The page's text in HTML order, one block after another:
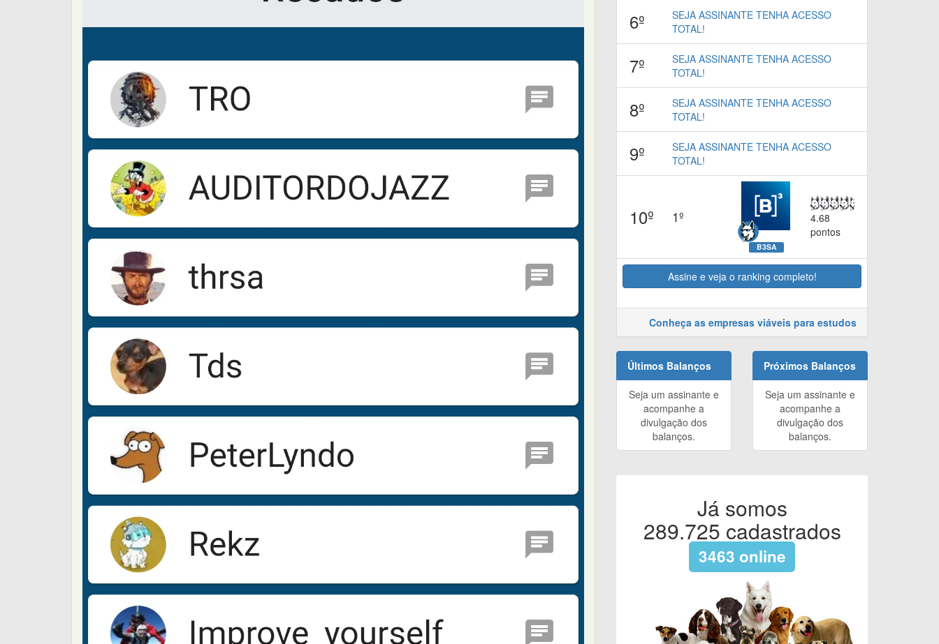
6º
SEJA ASSINANTE TENHA ACESSO
TOTAL!
7º
SEJA ASSINANTE TENHA ACESSO
TOTAL!
8º
SEJA ASSINANTE TENHA ACESSO
TOTAL!
9º
SEJA ASSINANTE TENHA ACESSO
TOTAL!
10º 1º
B3SA
4.68
pontos
Assine e veja o ranking completo!
Conheça as empresas viáveis para estudos
Últimos Balanços
Seja um assinante e
acompanhe a
divulgação dos
balanços.
Próximos Balanços
Seja um assinante e
acompanhe a
divulgação dos
balanços.
Já somos
289.725 cadastrados
3463 online